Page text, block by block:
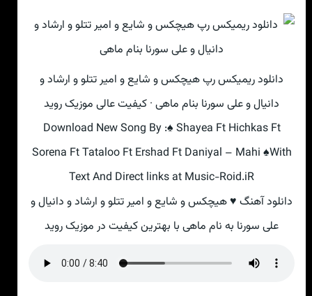
دانلود ریمیکس رپ هیچکس و شایع و امیر تتلو و ارشاد و
دانیال و علی سورنا بنام ماهی · کیفیت عالی موزیک روید
Download New Song By :♠ Shayea Ft Hichkas Ft
Sorena Ft Tataloo Ft Ershad Ft Daniyal – Mahi ♠With
Text And Direct links at Music-Roid.iR
دانلود آهنگ ♥ هیچکس و شایع و امیر تتلو و ارشاد و دانیال و
علی سورنا به نام ماهی با بهترین کیفیت در موزیک روید